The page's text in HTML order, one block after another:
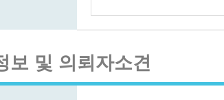
보 및 의뢰자소견